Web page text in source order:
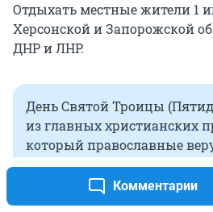
Комментарии
Отдыхать местные жители 1
Херсонской и Запорожской
ДНР и ЛНР.
День Святой Троицы
из главных христианских
который православные
на 50-й день после Пасхи. В
выпадает на 31 мая.
этот день на апостолов